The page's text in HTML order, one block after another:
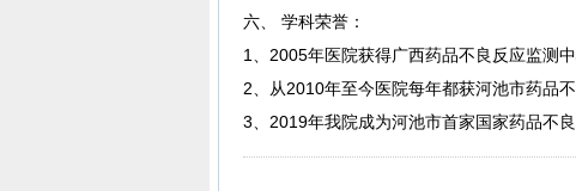
六、 学科荣誉：
1、2005年医院获得广西药品不良反应监测
2、从2010年至今医院每年都获河池市药品
3、2019年我院成为河池市首家国家药品不良